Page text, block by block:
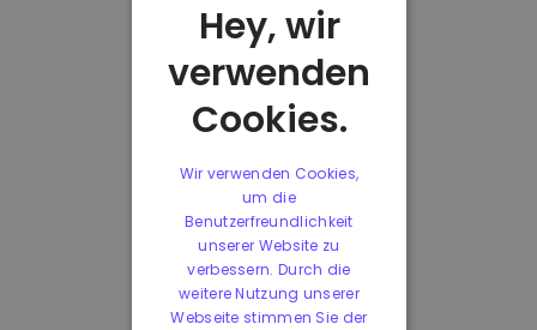
Hey, wir
verwenden
Cookies.
Wir verwenden Cookies,
um die
Benutzerfreundlichkeit
unserer Website zu
verbessern. Durch die
weitere Nutzung unserer
Webseite stimmen Sie der